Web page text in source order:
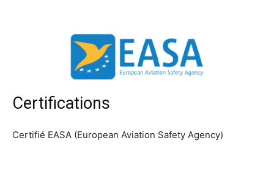
Certifications
Certifié EASA (European Aviation Safety Agency)